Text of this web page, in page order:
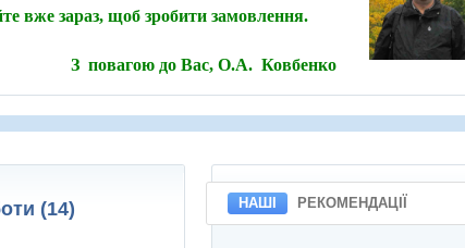
вже зараз, щоб зробити замовлення.
З повагою до Вас, О.А. Ковбенко
(14) НАШІ РЕКОМЕНДАЦІЇ